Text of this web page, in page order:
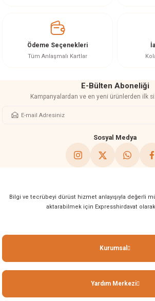
Ürün bilgilerinde hatalar bulunuyor.
Bu ürüne benzer farklı alternatifler olmalı.
Ödeme Seçenekleri
Tüm Anlaşmalı Kartlar
E-Bülten Aboneliği
Kampanyalardan ve en yeni ürünlerden ilk
Sosyal Medya
Bilgi ve tecrübeyi dürüst hizmet anlayışıyla değerli
aktarabilmek için Expresshirdavat
Kurumsal
Yardım Merkezi